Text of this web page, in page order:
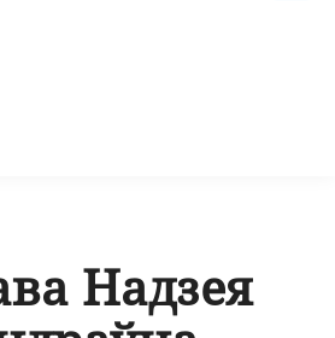
Надзея